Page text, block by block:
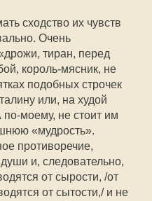
сходство их чувств
Очень
тиран, перед
король-мясник, не
подобных строчек
или, на худой
моему, не стоит им
«мудрость».
противоречие,
и, следовательно,
от сырости, /от
от сытости,/ и не